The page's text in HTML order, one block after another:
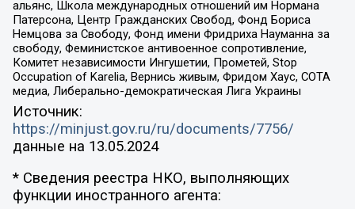
альянс, Школа международных отношений им Нормана
Патерсона, Центр Гражданских Свобод, Фонд Бориса
Немцова за Свободу, Фонд имени Фридриха Науманна за
свободу, Феминистское антивоенное сопротивление,
Комитет независимости Ингушетии, Прометей, Stop
Occupation of Karelia, Вернись живым, Фридом Хаус, СОТА
медиа, Либерально-демократическая Лига Украины
Источник:
https://minjust.gov.ru/ru/documents/7756/
данные на 13.05.2024
* Сведения реестра НКО, выполняющих
функции иностранного агента: